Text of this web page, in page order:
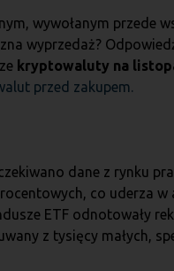
wywołanym
wyprzedaż?
kryptowaluty na
przed zakupem.
dane z rynku
co uderza w
ETF odnotowały
z tysięcy małych,